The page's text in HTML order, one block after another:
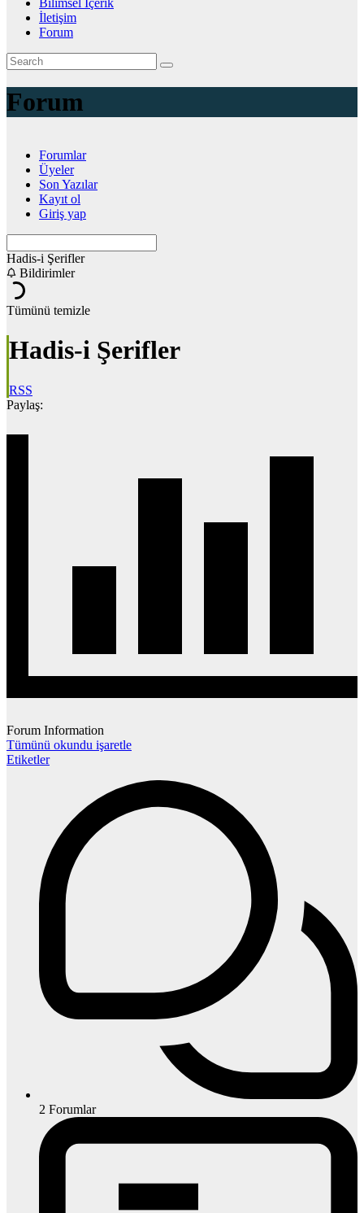
İletişim
Forum
Forum
Forumlar
Üyeler
Son Yazılar
Kayıt ol
Giriş yap
Hadis-i Şerifler
Bildirimler
Tümünü temizle
Hadis-i Şerifler
RSS
Paylaş:
Forum Information
Tümünü okundu işaretle
Etiketler
2 Forumlar